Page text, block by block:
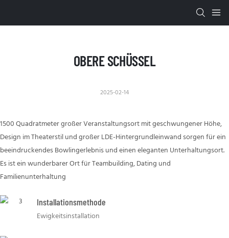
OBERE SCHÜSSEL
2025-02-14
1500 Quadratmeter großer Veranstaltungsort mit geschwungener Höhe,
Design im Theaterstil und großer LDE-Hintergrundleinwand sorgen für ein
beeindruckendes Bowlingerlebnis und einen eleganten Unterhaltungsort.
Es ist ein wunderbarer Ort für Teambuilding, Dating und
Familienunterhaltung
Installationsmethode
Ewigkeitsinstallation